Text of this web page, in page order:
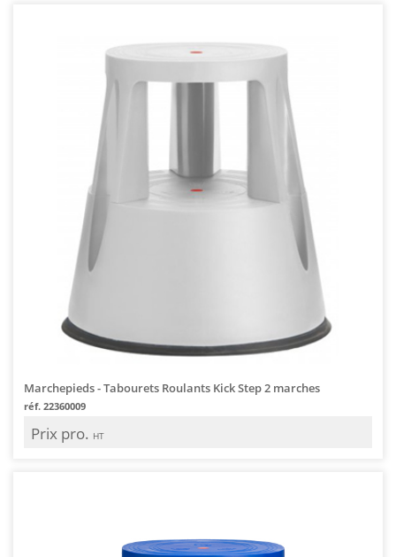
Marchepieds - Tabourets Roulants Kick Step 2 marches
réf. 22360009
Prix pro. HT